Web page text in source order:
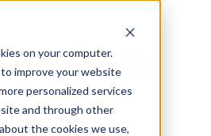
on your computer.
improve your website
personalized services
and through other
the cookies we use,